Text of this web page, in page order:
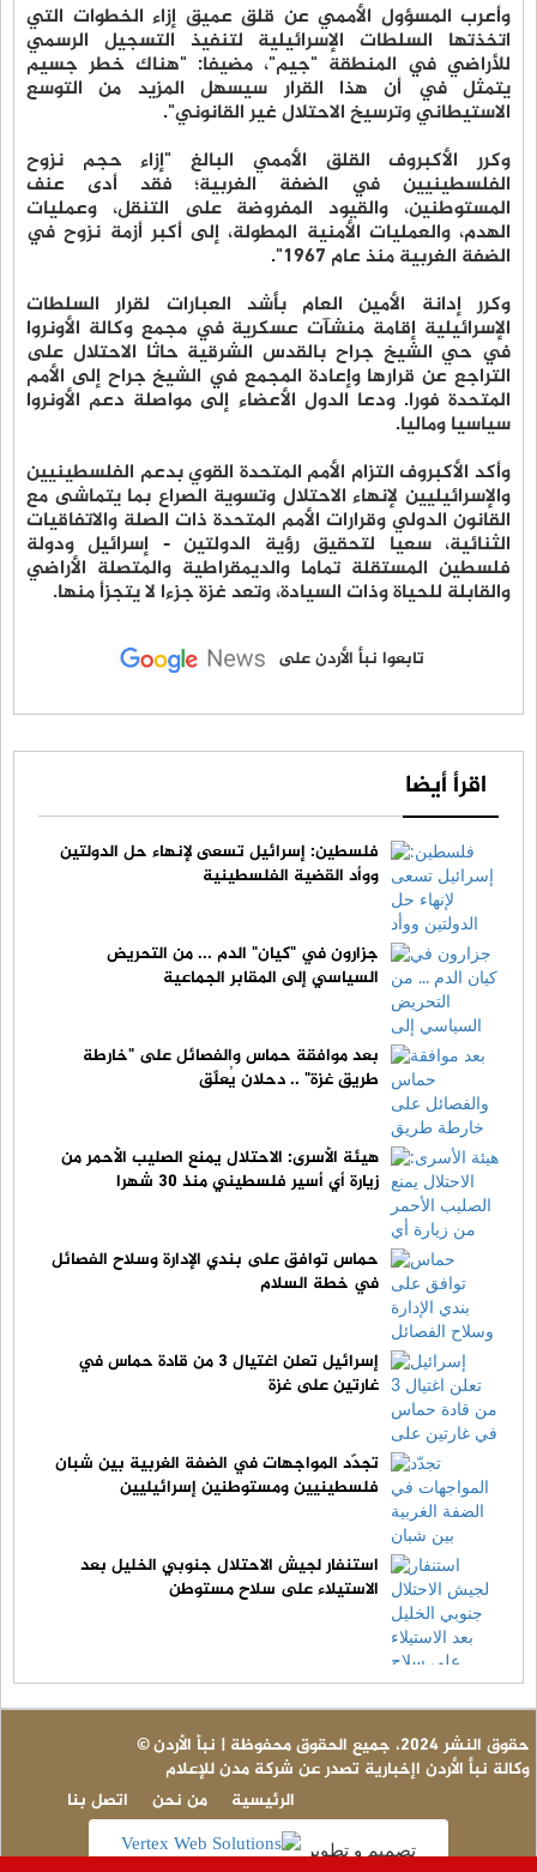
وأعرب المسؤول الأممي عن قلق عميق إزاء الخطوات التي
اتخذتها السلطات الإسرائيلية لتنفيذ التسجيل الرسمي
للأراضي في المنطقة "جيم"، مضيفا: "هناك خطر جسيم
يتمثل في أن هذا القرار سيسهل المزيد من التوسع
الاستيطاني وترسيخ الاحتلال غير القانوني".
وكرر الأكبروف القلق الأممي البالغ "إزاء حجم نزوح
الفلسطينيين في الضفة الغربية؛ فقد أدى عنف
المستوطنين، والقيود المفروضة على التنقل، وعمليات
الهدم، والعمليات الأمنية المطولة، إلى أكبر أزمة نزوح في
الضفة الغربية منذ عام 1967".
وكرر إدانة الأمين العام بأشد العبارات لقرار السلطات
الإسرائيلية إقامة منشآت عسكرية في مجمع وكالة الأونروا
في حي الشيخ جراح بالقدس الشرقية حاثا الاحتلال على
التراجع عن قرارها وإعادة المجمع في الشيخ جراح إلى الأمم
المتحدة فورا. ودعا الدول الأعضاء إلى مواصلة دعم الأونروا
سياسيا وماليا.
وأكد الأكبروف التزام الأمم المتحدة القوي بدعم الفلسطينيين
والإسرائيليين لإنهاء الاحتلال وتسوية الصراع بما يتماشى مع
القانون الدولي وقرارات الأمم المتحدة ذات الصلة والاتفاقيات
الثنائية، سعيا لتحقيق رؤية الدولتين - إسرائيل ودولة
فلسطين المستقلة تماما والديمقراطية والمتصلة الأراضي
والقابلة للحياة وذات السيادة، وتعد غزة جزءا لا يتجزأ منها.
تابعوا نبأ الأردن على
اقرأ أيضا
فلسطين: إسرائيل تسعى لإنهاء حل الدولتين
ووأد القضية الفلسطينية
جزارون في "كيان" الدم ... من التحريض
السياسي إلى المقابر الجماعية
بعد موافقة حماس والفصائل على "خارطة
طريق غزة" .. دحلان يُعلّق
هيئة الأسرى: الاحتلال يمنع الصليب الأحمر من
زيارة أي أسير فلسطيني منذ 30 شهرا
حماس توافق على بندي الإدارة وسلاح الفصائل
في خطة السلام
إسرائيل تعلن اغتيال 3 من قادة حماس في
غارتين على غزة
تجدّد المواجهات في الضفة الغربية بين شبان
فلسطينيين ومستوطنين إسرائيليين
استنفار لجيش الاحتلال جنوبي الخليل بعد
الاستيلاء على سلاح مستوطن
© حقوق النشر 2024، جميع الحقوق محفوظة | نبأ الأردن
وكالة نبأ الأردن اإخبارية تصدر عن شركة مدن للإعلام
اتصل بنا
من نحن الرئيسية
تصميم و تطوير